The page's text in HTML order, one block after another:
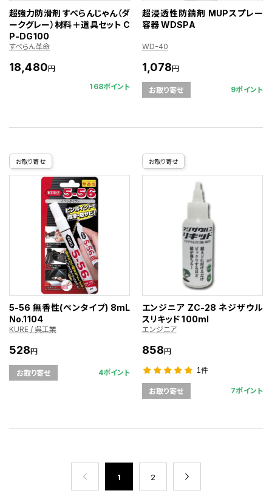
超強力防滑剤 すべらんじゃん（ダ
ークグレー）材料＋道具セット C
P-DG100
すべらん革命
18,480円
168ポイント
超浸透性防錆剤 MUPスプレー
容器 WDSPA
WD-40
1,078円
お取り寄せ 9ポイント
お取り寄せ
5-56 無香性(ペンタイプ) 8mL
No.1104
KURE / 呉工業
528円
お取り寄せ 4ポイント
お取り寄せ
エンジニア ZC-28 ネジザウル
スリキッド 100ml
エンジニア
858円
1件
お取り寄せ 7ポイント
1 2